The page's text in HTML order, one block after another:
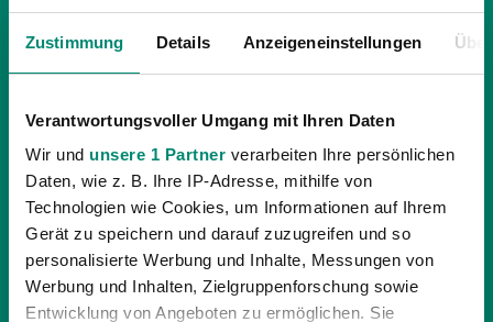
Zustimmung Details Anzeigeneinstellungen
Verantwortungsvoller Umgang mit Ihren Daten
Wir und unsere 1 Partner verarbeiten Ihre persönlichen
Daten, wie z. B. Ihre IP-Adresse, mithilfe von
Technologien wie Cookies, um Informationen auf Ihrem
Gerät zu speichern und darauf zuzugreifen und so
personalisierte Werbung und Inhalte, Messungen von
Werbung und Inhalten, Zielgruppenforschung sowie
Entwicklung von Angeboten zu ermöglichen. Sie